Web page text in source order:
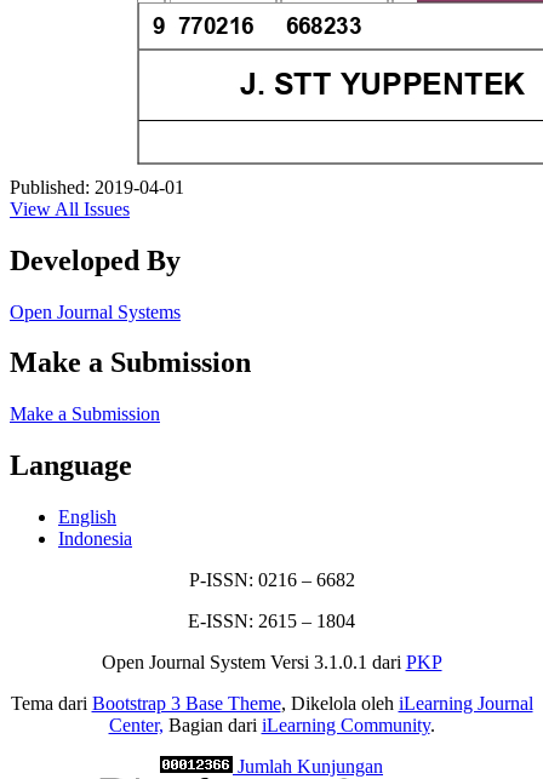
Published: 2019-04-01
View All Issues
Developed By
Open Journal Systems
Make a Submission
Make a Submission
Language
English
Indonesia
P-ISSN: 0216 – 6682
E-ISSN: 2615 – 1804
Open Journal System Versi 3.1.0.1 dari PKP
Tema dari Bootstrap 3 Base Theme, Dikelola oleh iLearning Journal
Center, Bagian dari iLearning Community.
Jumlah Kunjungan